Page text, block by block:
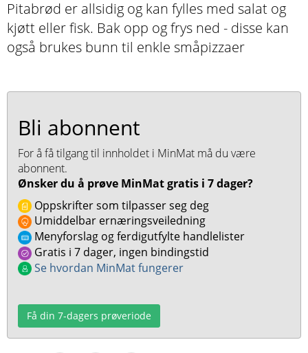
Pitabrød er allsidig og kan fylles med salat og
kjøtt eller fisk. Bak opp og frys ned - disse kan
også brukes bunn til enkle småpizzaer
Bli abonnent
For å få tilgang til innholdet i MinMat må du være
abonnent.
Ønsker du å prøve MinMat gratis i 7 dager?
Oppskrifter som tilpasser seg deg
Umiddelbar ernæringsveiledning
Menyforslag og ferdigutfylte handlelister
Gratis i 7 dager, ingen bindingstid
Se hvordan MinMat fungerer
Få din 7-dagers prøveriode